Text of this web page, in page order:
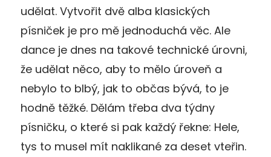
udělat. Vytvořit dvě alba klasických
písniček je pro mě jednoduchá věc. Ale
dance je dnes na takové technické úrovni,
že udělat něco, aby to mělo úroveň a
nebylo to blbý, jak to občas bývá, to je
hodně těžké. Dělám třeba dva týdny
písničku, o které si pak každý řekne: Hele,
tys to musel mít naklikané za deset vteřin.